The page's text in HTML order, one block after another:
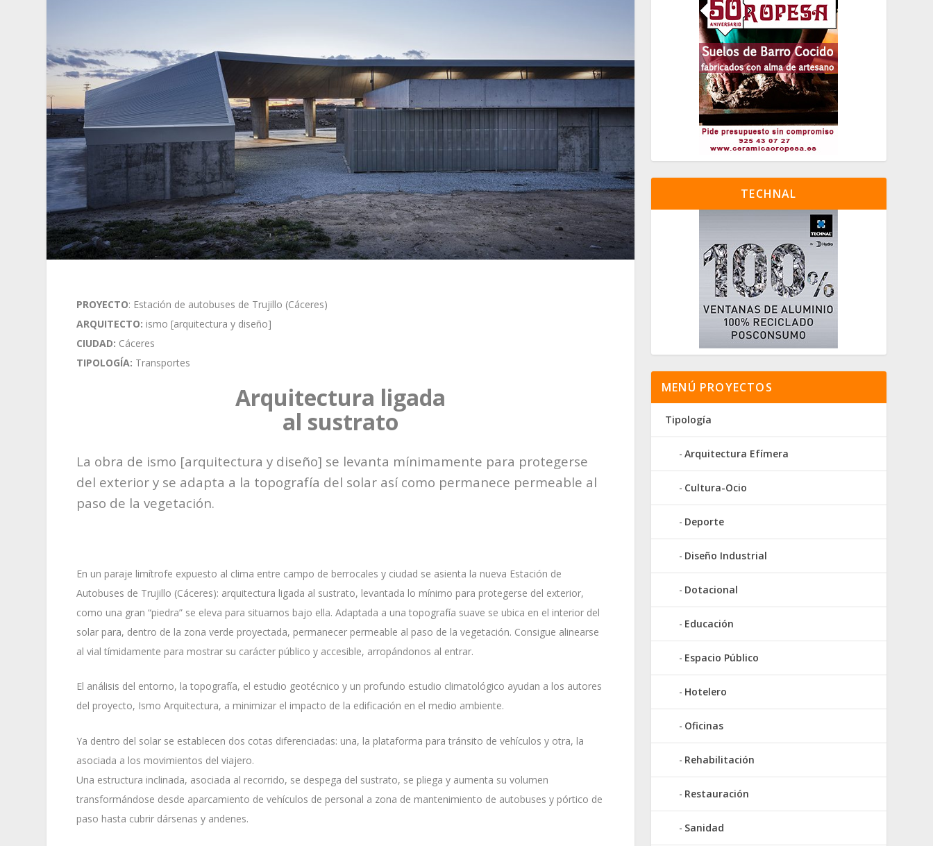
PROYECTO: Estación de autobuses de Trujillo (Cáceres)
ARQUITECTO: ismo [arquitectura y diseño]
CIUDAD: Cáceres
TIPOLOGÍA: Transportes
Arquitectura ligada
al sustrato
La obra de ismo [arquitectura y diseño] se levanta mínimamente para protegerse
del exterior y se adapta a la topografía del solar así como permanece permeable al
paso de la vegetación.
En un paraje limítrofe expuesto al clima entre campo de berrocales y ciudad se asienta la nueva Estación de
Autobuses de Trujillo (Cáceres): arquitectura ligada al sustrato, levantada lo mínimo para protegerse del exterior,
como una gran “piedra” se eleva para situarnos bajo ella. Adaptada a una topografía suave se ubica en el interior del
solar para, dentro de la zona verde proyectada, permanecer permeable al paso de la vegetación. Consigue alinearse
al vial tímidamente para mostrar su carácter público y accesible, arropándonos al entrar.
El análisis del entorno, la topografía, el estudio geotécnico y un profundo estudio climatológico ayudan a los autores
del proyecto, Ismo Arquitectura, a minimizar el impacto de la edificación en el medio ambiente.
Ya dentro del solar se establecen dos cotas diferenciadas: una, la plataforma para tránsito de vehículos y otra, la
asociada a los movimientos del viajero.
Una estructura inclinada, asociada al recorrido, se despega del sustrato, se pliega y aumenta su volumen
transformándose desde aparcamiento de vehículos de personal a zona de mantenimiento de autobuses y pórtico de
paso hasta cubrir dársenas y andenes.
TECHNAL
MENÚ PROYECTOS
Tipología
Arquitectura Efímera
Cultura-Ocio
Deporte
Diseño Industrial
Dotacional
Educación
Espacio Público
Hotelero
Oficinas
Rehabilitación
Restauración
Sanidad